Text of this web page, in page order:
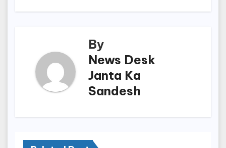
By
News Desk
Janta Ka
Sandesh